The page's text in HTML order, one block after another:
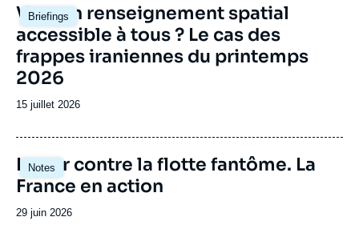
Briefings
Image
principale
Vers un renseignement spatial
accessible à tous ? Le cas des
frappes iraniennes du printemps
2026
Date
publication
15 juillet 2026
Notes
Image
principale
Lutter contre la flotte fantôme. La
France en action
Date
29 juin 2026